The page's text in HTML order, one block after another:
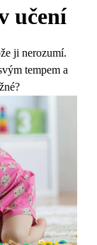
učení
ji nerozumí.
tempem a